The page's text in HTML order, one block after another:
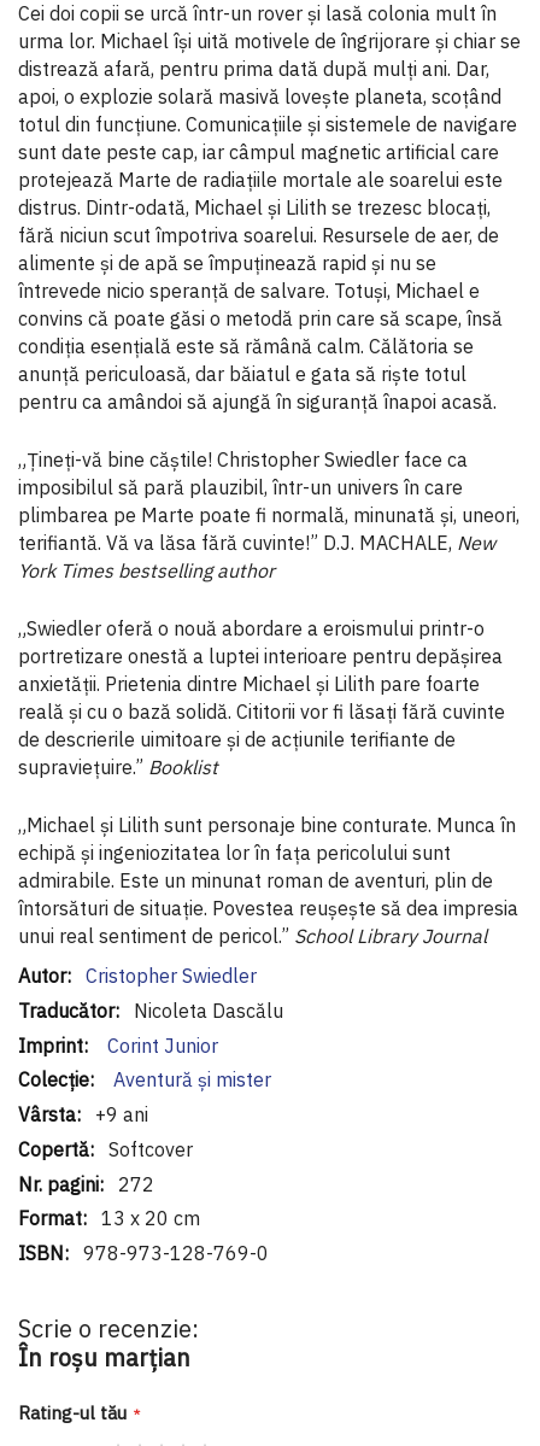
Cei doi copii se urcă într-un rover și lasă colonia mult în
urma lor. Michael își uită motivele de îngrijorare și chiar se
distrează afară, pentru prima dată după mulți ani. Dar,
apoi, o explozie solară masivă lovește planeta, scoțând
totul din funcțiune. Comunicațiile și sistemele de navigare
sunt date peste cap, iar câmpul magnetic artificial care
protejează Marte de radiațiile mortale ale soarelui este
distrus. Dintr-odată, Michael și Lilith se trezesc blocați,
fără niciun scut împotriva soarelui. Resursele de aer, de
alimente și de apă se împuținează rapid și nu se
întrevede nicio speranță de salvare. Totuși, Michael e
convins că poate găsi o metodă prin care să scape, însă
condiția esențială este să rămână calm. Călătoria se
anunță periculoasă, dar băiatul e gata să riște totul
pentru ca amândoi să ajungă în siguranță înapoi acasă.
„Țineți-vă bine căștile! Christopher Swiedler face ca
imposibilul să pară plauzibil, într-un univers în care
plimbarea pe Marte poate fi normală, minunată și, uneori,
terifiantă. Vă va lăsa fără cuvinte!” D.J. MACHALE, New
York Times bestselling author
„Swiedler oferă o nouă abordare a eroismului printr-o
portretizare onestă a luptei interioare pentru depășirea
anxietății. Prietenia dintre Michael și Lilith pare foarte
reală și cu o bază solidă. Cititorii vor fi lăsați fără cuvinte
de descrierile uimitoare și de acțiunile terifiante de
supraviețuire.” Booklist
„Michael și Lilith sunt personaje bine conturate. Munca în
echipă și ingeniozitatea lor în fața pericolului sunt
admirabile. Este un minunat roman de aventuri, plin de
întorsături de situație. Povestea reușește să dea impresia
unui real sentiment de pericol.” School Library Journal
Informaţii
suplimentare
Cristopher Swiedler
Nicoleta Dascălu
Corint Junior
Aventură și mister
+9 ani
Softcover
272
13 x 20 cm
978-973-128-769-0
Scrie o recenzie:
În roșu marțian
Rating-ul tău